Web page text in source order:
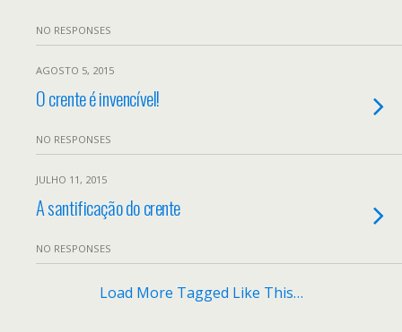
NO RESPONSES
AGOSTO 5, 2015
O crente é invencível!
NO RESPONSES
JULHO 11, 2015
A santificação do crente
NO RESPONSES
Load More Tagged Like This…